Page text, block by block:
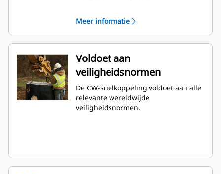
geworden. Er zijn er de afgelopen 40
jaar meer dan 50.000 stuks van
verkocht. Deze snelkoppeling is
uitwisselbaar met verschillende
machineklassen en is ontworpen voor
gebruik met meer dan 700
verschillende machines van Cat en
andere merken.
Meer informatie
Voldoet aan
veiligheidsnormen
De CW-snelkoppeling voldoet aan alle
relevante wereldwijde
veiligheidsnormen.